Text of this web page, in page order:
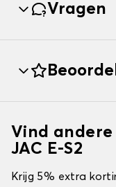
Vragen
Vind andere
JAC E-S2
Krijg 5% extra